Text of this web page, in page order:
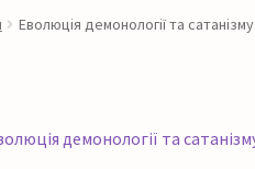
Еволюція демонології та сатанізму